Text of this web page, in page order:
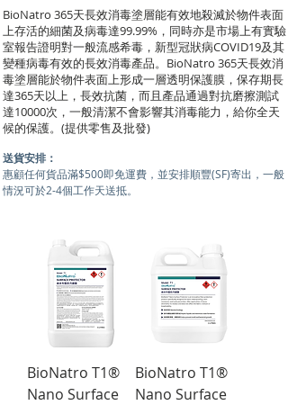
BioNatro 365天長效消毒塗層能有效地殺滅於物件表面
上存活的細菌及病毒達99.99%，同時亦是市場上有實驗
室報告證明對一般流感希毒，新型冠狀病COVID19及其
變種病毒有效的長效消毒產品。BioNatro 365天長效消
毒塗層能於物件表面上形成一層透明保護膜，保存期長
達365天以上，長效抗菌，而且產品通過對抗磨擦測試
達10000次，一般清潔不會影響其消毒能力，給你全天
候的保護。(提供零售及批發)
送貨安排：
惠顧​任何貨品滿$500即免運費，並安排順豐(SF)寄出，一般
情況可於2-4個工作天送抵。
BioNatro T1®
Nano Surface
BioNatro T1®
Nano Surface